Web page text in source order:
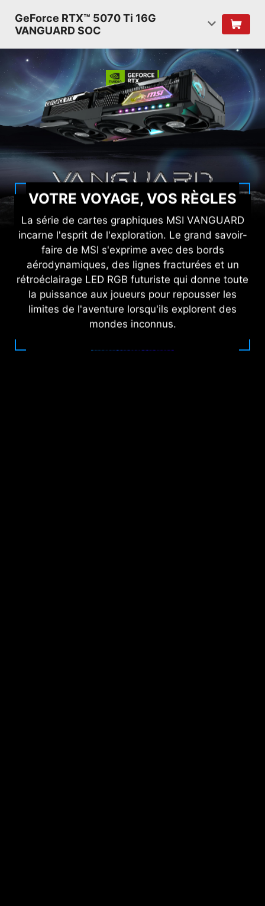
GeForce RTX™ 5070 Ti 16G
VANGUARD SOC
VOTRE VOYAGE, VOS RÈGLES
La série de cartes graphiques MSI VANGUARD
incarne l'esprit de l'exploration. Le grand savoir-
faire de MSI s'exprime avec des bords
aérodynamiques, des lignes fracturées et un
rétroéclairage LED RGB futuriste qui donne toute
la puissance aux joueurs pour repousser les
limites de l'aventure lorsqu'ils explorent des
mondes inconnus.